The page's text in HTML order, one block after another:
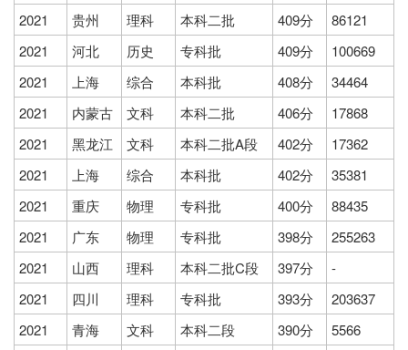
2021
贵州 理科 本科二批 409分
86121
2021
河北 历史 专科批 409分
100669
2021
上海 综合 本科批 408分
34464
2021
内蒙古 文科 本科二批 406分
17868
2021
黑龙江 文科 本科二批A段 402分
17362
2021
上海 综合 本科批 402分
35381
2021
重庆 物理 专科批 400分
88435
2021
广东 物理 专科批 398分
255263
2021
山西 理科 本科二批C段 397分
-
2021
四川 理科 专科批 393分
203637
2021
青海 文科 本科二段 390分
5566